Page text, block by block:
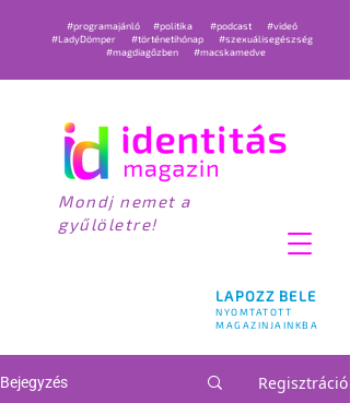
LAPOZZ BELE
NYOMTATOTT
MAGAZINJAINKBA
#programajánló #politika #podcast
#videó
#LadyDömper
#történetihónap
#szexuálisegészség
#magdiagőzben
#macskamedve
Mondj nemet a
gyűlöletre!
Bejegyzés Regisztráció